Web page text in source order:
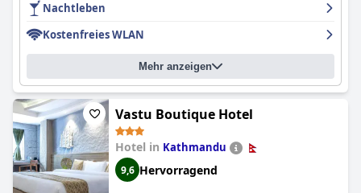
Nachtleben
Kostenfreies WLAN
Mehr anzeigen
Vastu Boutique Hotel
Hotel in Kathmandu
9,6 Hervorragend